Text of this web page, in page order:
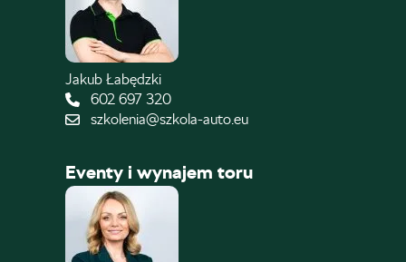
Jakub Łabędzki
602 697 320
szkolenia@szkola-auto.eu
Eventy i wynajem toru